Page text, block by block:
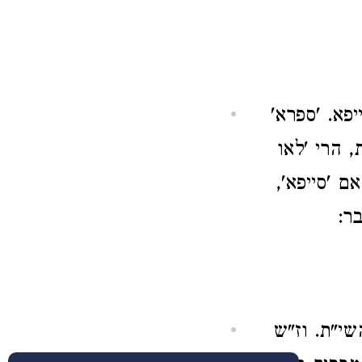
'ספרא'
הרי 'לאו
'סייפא',
וז"ש